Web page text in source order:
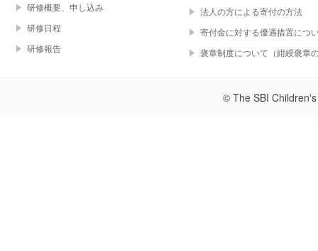
研修概要、申し込み
研修日程
研修報告
法人の方による寄付の方法
寄付金に対する優遇措置につ
褒章制度について（紺綬褒章
© The SBI